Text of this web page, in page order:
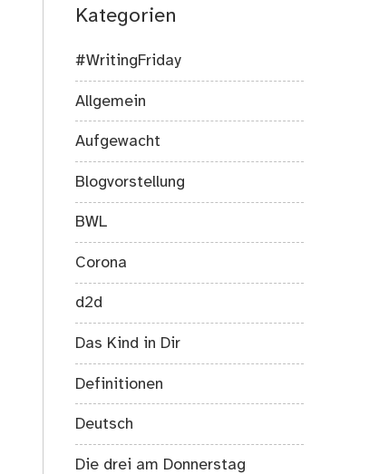
ElektromotorKategorien
#WritingFriday
Allgemein
Aufgewacht
Blogvorstellung
BWL
Corona
d2d
Das Kind in Dir
Definitionen
Deutsch
Die drei am Donnerstag